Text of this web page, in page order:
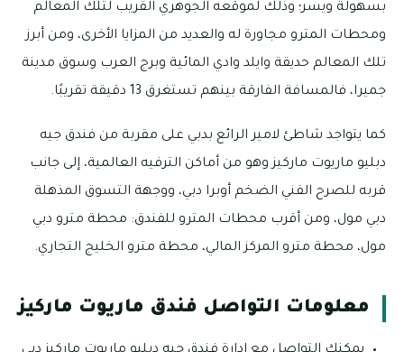
بسهولة ويسر؛ وذلك لموقعه الجوهري القريب لتلك المعالم
ومحطات المترو مجاورة له والعديد من المزايا الأخرى، ومن أبرز
تلك المعالم حديقة وايلد وادي المائية وبرج العرب وسوق مدينة
جميرا، فالمسافة الفارقة بينهم تستغرق 13 دقيقة تقريبًا.
كما يتواجد شاطئ لامير الرائع بدبي على مقربة من فندق جيه
دبليو ماريوت ماركيز وهو من أماكن الترفيه العالمية، إلى جانب
قربه للصرح الفني الضخم أوبرا دبي، ووجهة التسوق المذهلة
دبي مول، ومن أقرب محطات المترو للفندق: محطة مترو دبي
مول، محطة مترو المركز المالي، محطة مترو الخليج التجاري.
معلومات التواصل فندق ماريوت ماركيز